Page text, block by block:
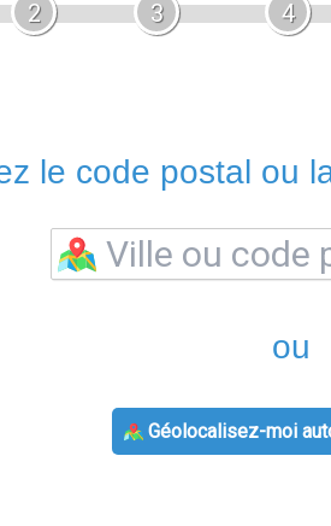
2 3 4
le code postal ou
ou
Géolocalisez-moi